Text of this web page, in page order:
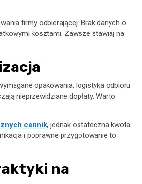
firmy odbierającej. Brak danych o
kosztami. Zawsze stawiaj na
opakowania, logistyka odbioru
nieprzewidziane dopłaty. Warto
cennik, jednak ostateczna kwota
i poprawne przygotowanie to
na